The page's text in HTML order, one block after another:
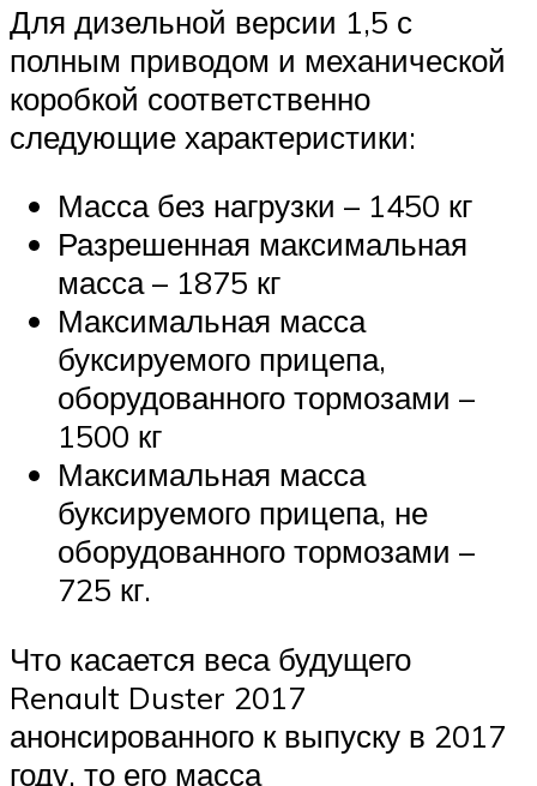
Для дизельной версии 1,5 с
полным приводом и механической
коробкой соответственно
следующие характеристики:
Масса без нагрузки – 1450 кг
Разрешенная максимальная
масса – 1875 кг
Максимальная масса
буксируемого прицепа,
оборудованного тормозами –
1500 кг
Максимальная масса
буксируемого прицепа, не
оборудованного тормозами –
725 кг.
Что касается веса будущего
Renault Duster 2017
анонсированного к выпуску в 2017
году, то его масса